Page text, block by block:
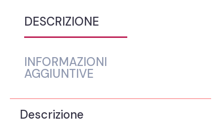
DESCRIZIONE
INFORMAZIONI
AGGIUNTIVE
Descrizione